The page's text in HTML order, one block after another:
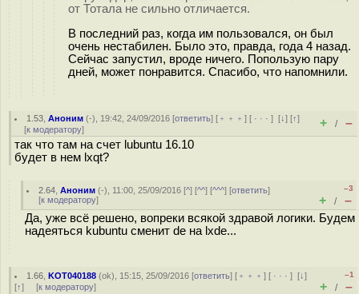
от Тотала не сильно отличается.
В последний раз, когда им пользовался, он был
очень нестабилен. Было это, правда, года 4 назад.
Сейчас запустил, вроде ничего. Попользую пару
дней, может понравится. Спасибо, что напомнили.
1.53 ,Аноним (-), 19:42, 24/09/2016 [ответить] [ ﹢﹢﹢] [ · · ·][↓] [↑]
[к модератору] + / –
так что там на счет lubuntu 16.10
будет в нем lxqt?
2.64 ,Аноним (-), 11:00, 25/09/2016 [^] [^^] [^^^] [ответить]
[к модератору]
–3
+ / –
Да, уже всё решено, вопреки всякой здравой логики. Будем
надеяться kubuntu сменит de на lxde...
1.66 ,KOT040188 (ok), 15:15, 25/09/2016 [ответить] [ ﹢﹢﹢] [ · · ·][↓]
[↑] [к модератору]
–1
+ / –